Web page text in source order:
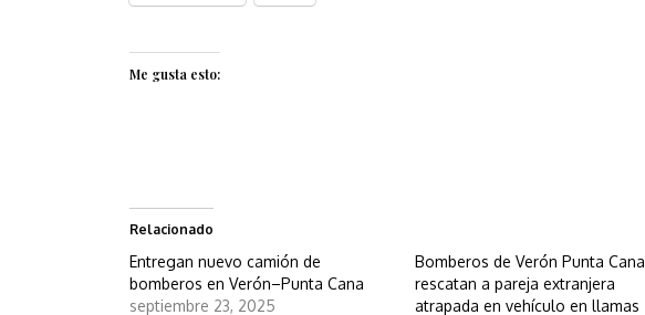
Me gusta esto:
Relacionado
Entregan nuevo camión de
bomberos en Verón–Punta Cana
septiembre 23, 2025
Bomberos de Verón Punta Cana
rescatan a pareja extranjera
atrapada en vehículo en llamas